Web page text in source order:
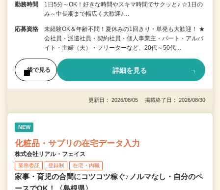
勤務時間
1日5分～OK！好きな時間やスキマ時間でサクッと♪ ☆1日の
み～中長期まで幅広く大歓迎♪…
応募資格
未経験OK＆年齢不問！夏休みの1回きり・単発も大歓迎！ ★
会社員・派遣社員・契約社員・個人事業主・パート・アルバ
イト・主婦（夫）・フリーターなど、20代～50代…
後で見る 詳細を見る
更新日： 2026/08/05 掲載終了日： 2026/08/30
NEW
化粧品・サプリの在宅データ入力
株式会社リアル・フェイス
業務委託 登録制 在宅・内職
家事・育児の合間にコツコツ稼ぐ♪ノルマなし・自分のペ
ースでOK！〈島根県〉